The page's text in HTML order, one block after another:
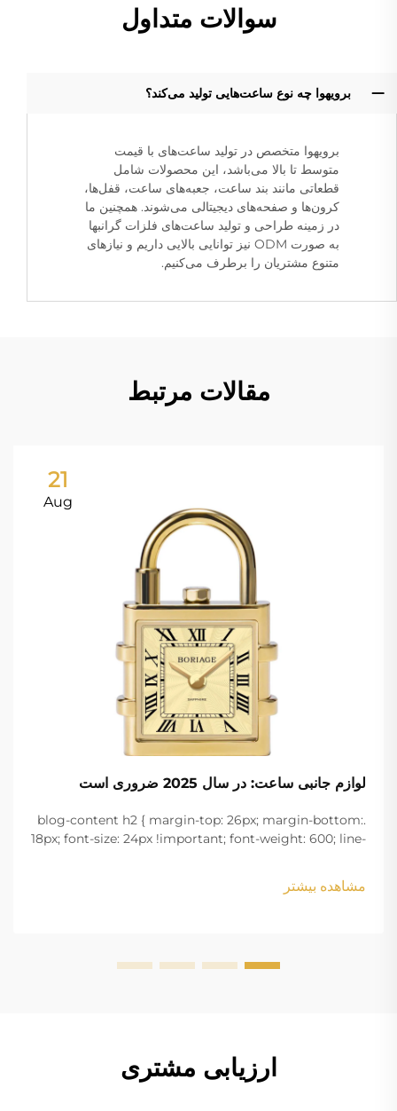
سوالات متداول
برویهوا چه نوع ساعت‌هایی تولید می‌کند؟
برویهوا متخصص در تولید ساعت‌های با قیمت
متوسط تا بالا می‌باشد، این محصولات شامل
قطعاتی مانند بند ساعت، جعبه‌های ساعت، قفل‌ها،
کرون‌ها و صفحه‌های دیجیتالی می‌شوند. همچنین ما
در زمینه طراحی و تولید ساعت‌های فلزات گرانبها
به صورت ODM نیز توانایی بالایی داریم و نیازهای
متنوع مشتریان را برطرف می‌کنیم.
مقالات مرتبط
21
Aug
لوازم جانبی ساعت: در سال 2025 ضروری است
.blog-content h2 { margin-top: 26px; margin-bottom:
18px; font-size: 24px !important; font-weight: 600; line-
margin-bottom: 18px; font-size: 20px !important; font-
w...
مشاهده بیشتر
ارزیابی مشتری